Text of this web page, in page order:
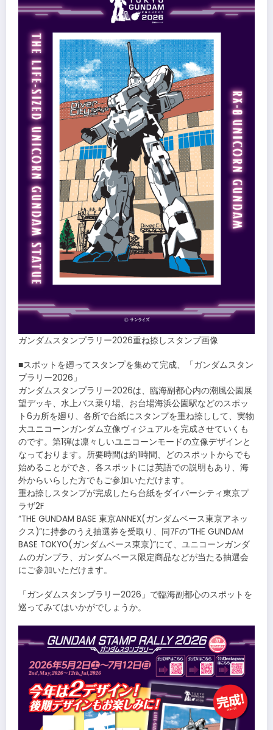
ガンダムスタンプラリー2026重ね捺しスタンプ画像
■スポットを廻ってスタンプを集めて完成、「ガンダムスタン
プラリー2026」
ガンダムスタンプラリー2026は、臨海副都心内の潮風公園展
望デッキ、水上バス乗り場、お台場海浜公園駅などのスポッ
ト6カ所を廻り、各所で台紙にスタンプを重ね捺しして、実物
大ユニコーンガンダム立像ヴィジュアルを完成させていくも
のです。第1弾は凛々しいユニコーンモードの立像デザインと
なっております。所要時間は約1時間、どのスポットからでも
始めることができ、各スポットには英語での説明もあり、海
外からいらした方でもご参加いただけます。
重ね捺しスタンプが完成したら台紙をダイバーシティ東京プ
ラザ2F
“THE GUNDAM BASE 東京ANNEX(ガンダムベース東京アネッ
クス)”に持参のうえ抽選券を受取り、同7Fの“THE GUNDAM
BASE TOKYO(ガンダムベース東京)”にて、ユニコーンガンダ
ムのガンプラ、ガンダムベース限定商品などが当たる抽選会
にご参加いただけます。
「ガンダムスタンプラリー2026」で臨海副都心のスポットを
巡ってみてはいかがでしょうか。